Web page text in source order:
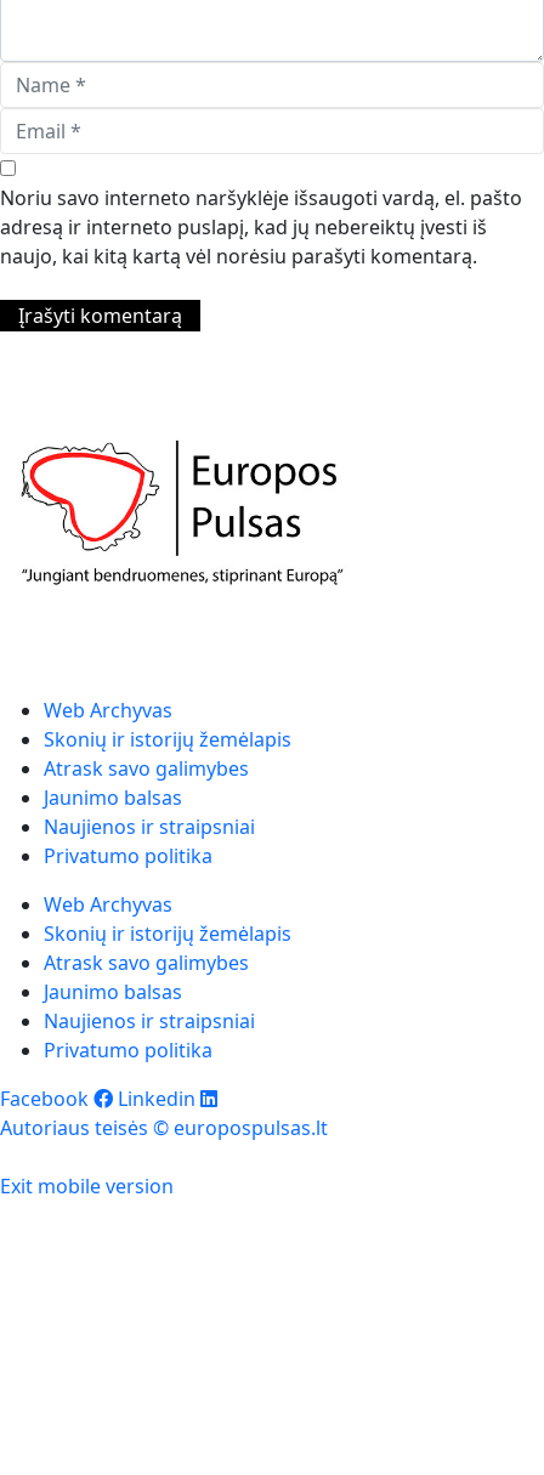
Noriu savo interneto naršyklėje išsaugoti vardą, el. pašto
adresą ir interneto puslapį, kad jų nebereiktų įvesti iš
naujo, kai kitą kartą vėl norėsiu parašyti komentarą.
Web Archyvas
Skonių ir istorijų žemėlapis
Atrask savo galimybes
Jaunimo balsas
Naujienos ir straipsniai
Privatumo politika
Web Archyvas
Skonių ir istorijų žemėlapis
Atrask savo galimybes
Jaunimo balsas
Naujienos ir straipsniai
Privatumo politika
Facebook
Linkedin
Autoriaus teisės © europospulsas.lt
Exit mobile version